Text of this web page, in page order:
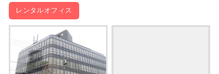
レンタルオフィス